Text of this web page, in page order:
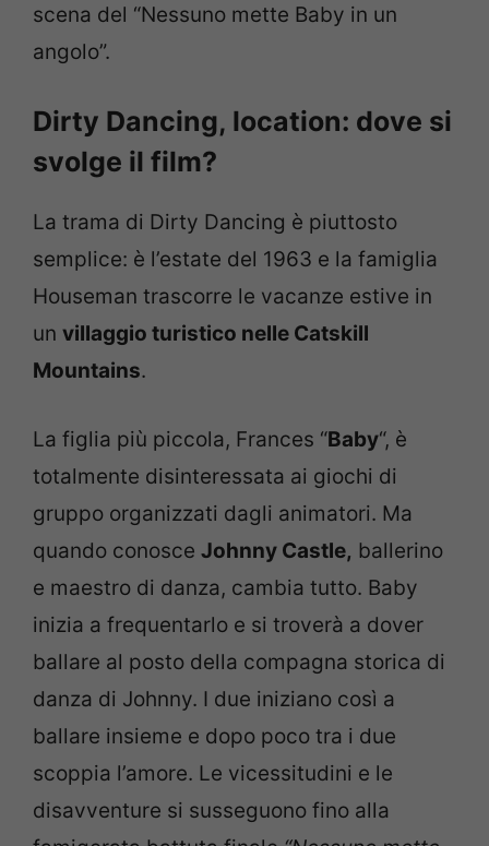
scena del “Nessuno mette Baby in un
angolo”.
Dirty Dancing, location: dove si
svolge il film?
La trama di Dirty Dancing è piuttosto
semplice: è l’estate del 1963 e la famiglia
Houseman trascorre le vacanze estive in
un villaggio turistico nelle Catskill
Mountains.
La figlia più piccola, Frances “Baby“, è
totalmente disinteressata ai giochi di
gruppo organizzati dagli animatori. Ma
quando conosce Johnny Castle, ballerino
e maestro di danza, cambia tutto. Baby
inizia a frequentarlo e si troverà a dover
ballare al posto della compagna storica di
danza di Johnny. I due iniziano così a
ballare insieme e dopo poco tra i due
scoppia l’amore. Le vicessitudini e le
disavventure si susseguono fino alla